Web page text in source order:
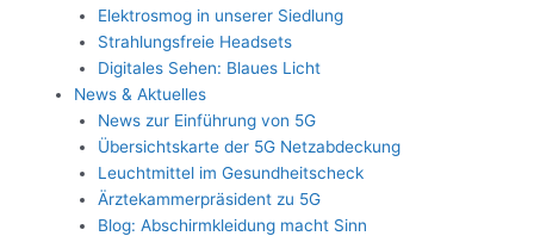
Elektrosmog in unserer Siedlung
Strahlungsfreie Headsets
Digitales Sehen: Blaues Licht
News & Aktuelles
News zur Einführung von 5G
Übersichtskarte der 5G Netzabdeckung
Leuchtmittel im Gesundheitscheck
Ärztekammerpräsident zu 5G
Blog: Abschirmkleidung macht Sinn